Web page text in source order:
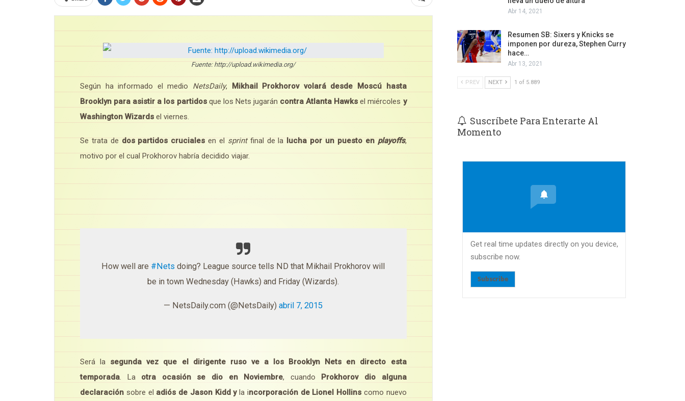
Fuente: http://upload.wikimedia.org/
Según ha informado el medio NetsDaily, Mikhail Prokhorov volará desde Moscú hasta
Brooklyn para asistir a los partidosque los Nets jugarán contra Atlanta Hawks el miércoles y
Washington Wizards el viernes.
Se trata de dos partidos cruciales en el sprintfinal de la lucha por un puesto en playoffs,
motivo por el cual Prokhorov habría decidido viajar.
How well are #Nets doing? League source tells ND that Mikhail Prokhorov will
be in town Wednesday (Hawks) and Friday (Wizards).
— NetsDaily.com (@NetsDaily)abril 7, 2015
Será la segunda vez que el dirigente ruso ve a los Brooklyn Nets en directo esta
temporada. Laotra ocasión se dio en Noviembre, cuando Prokhorov dio alguna
declaración sobre el adiós de Jason Kidd yla incorporación de Lionel Hollins como nuevo
Abr 14, 2021
Resumen SB: Sixers y Knicks se
imponen por dureza, Stephen Curry
hace…
Abr 13, 2021
PREV NEXT 1 of 5.889
Suscríbete Para Enterarte Al
Momento
Get real time updates directly on you device,
subscribe now.
Subscribe